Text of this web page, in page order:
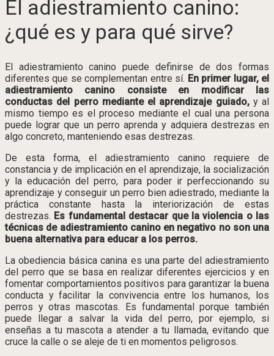
El adiestramiento canino:
¿qué es y para qué sirve?
El adiestramiento canino puede definirse de dos formas
diferentes que se complementan entre sí. En primer lugar, el
adiestramiento canino consiste en modificar las
conductas del perro mediante el aprendizaje guiado,y al
mismo tiempo es el proceso mediante el cual una persona
puede lograr que un perro aprenda y adquiera destrezas en
algo concreto, manteniendo esas destrezas.
De esta forma, el adiestramiento canino requiere de
constancia y de implicación en el aprendizaje, la socialización
y la educación del perro, para poder ir perfeccionando su
aprendizaje y conseguir un perro bien adiestrado, mediante la
práctica constante hasta la interiorización de estas
destrezas. Es fundamental destacar que la violencia o las
técnicas de adiestramiento canino en negativo no son una
buena alternativa para educar a los perros.
La obediencia básica canina es una parte del adiestramiento
del perro que se basa en realizar diferentes ejercicios y en
fomentar comportamientos positivos para garantizar la buena
conducta y facilitar la convivencia entre los humanos, los
perros y otras mascotas. Es fundamental porque también
puede llegar a salvar la vida del perro, por ejemplo, si
enseñas a tu mascota a atender a tu llamada, evitando que
cruce la calle o se aleje de ti en momentos peligrosos.